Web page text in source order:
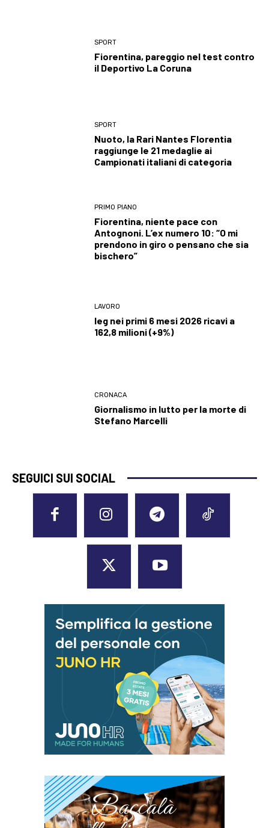
SPORT
Fiorentina, pareggio nel test contro
il Deportivo La Coruna
SPORT
Nuoto, la Rari Nantes Florentia
raggiunge le 21 medaglie ai
Campionati italiani di categoria
PRIMO PIANO
Fiorentina, niente pace con
Antognoni. L’ex numero 10: “O mi
prendono in giro o pensano che sia
bischero”
LAVORO
Ieg nei primi 6 mesi 2026 ricavi a
162,8 milioni (+9%)
CRONACA
Giornalismo in lutto per la morte di
Stefano Marcelli
SEGUICI SUI SOCIAL